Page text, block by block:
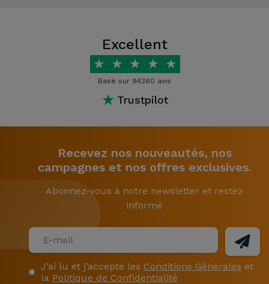
Excellent
★ ★ ★ ★ ★
Basé sur 94360 avis
★ Trustpilot
Recevez nos nouveautés, nos
campagnes et nos offres exclusives.
Abonnez-vous à notre newsletter et restez
informé
J’ai lu et j’accepte les Conditions Générales et
la Politique de Confidentialité